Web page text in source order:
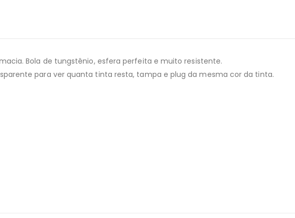
Bola de tungstênio, esfera perfeita e muito resistente.
para ver quanta tinta resta, tampa e plug da mesma cor da tinta.